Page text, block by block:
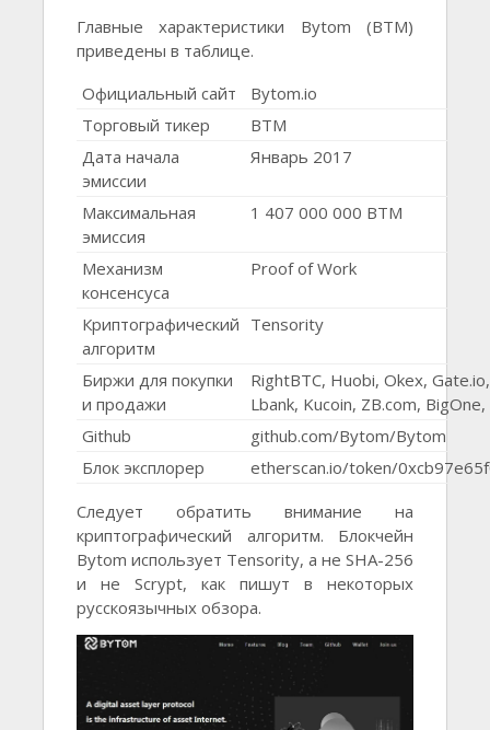
Главные характеристики Bytom (BTM)
приведены в таблице.
Официальный сайт
Bytom.io
Торговый тикер
BTM
Дата начала
эмиссии
Январь 2017
Максимальная
эмиссия
1 407 000 000 BTM
Механизм
консенсуса
Proof of Work
Криптографический
алгоритм
Tensority
Биржи для покупки
и продажи
RightBTC, Huobi, Okex,
Lbank, Kucoin, ZB.com,
Github
github.com/Bytom/Bytom
Блок эксплорер
etherscan.io/token/
Следует обратить внимание на
криптографический алгоритм. Блокчейн
Bytom использует Tensority, а не SHA-256
и не Scrypt, как пишут в некоторых
русскоязычных обзора.